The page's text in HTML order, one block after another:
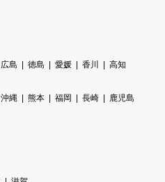
広島 徳島 愛媛 香川
高知
沖縄 熊本 福岡 長崎
鹿児島